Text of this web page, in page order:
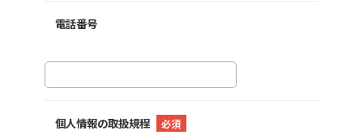
電話番号
個人情報の取扱規程 必須